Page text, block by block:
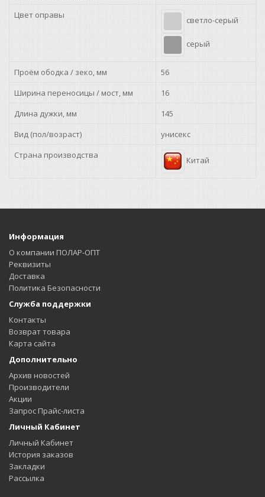
Цвет оправы
светло-серый
серый
Проём ободка / зеко, мм
56
Ширина переносицы / мост, мм
16
Длина дужки, мм
145
Вид (пол/возраст)
унисекс
Страна производства
Китай
Информация
О компании ПОЛАР-ОПТ
Реквизиты
Доставка
Политика Безопасности
Служба поддержки
Контакты
Возврат товара
Карта сайта
Дополнительно
Архив новостей
Производители
Акции
Запрос Прайс-листа
Личный Кабинет
Личный Кабинет
История заказов
Закладки
Рассылка